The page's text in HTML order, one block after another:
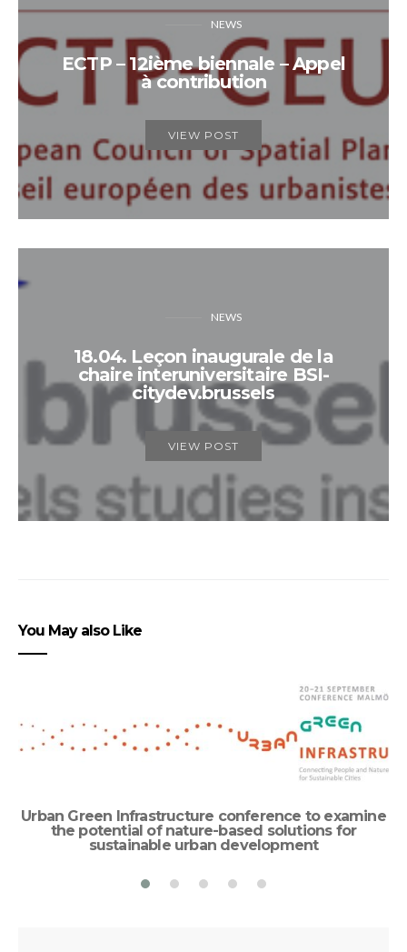
NEWS
ECTP – 12ième biennale – Appel
à contribution
VIEW POST
NEWS
18.04. Leçon inaugurale de la
chaire interuniversitaire BSI-
citydev.brussels
VIEW POST
You May also Like
Urban Green Infrastructure conference to examine
the potential of nature-based solutions for
sustainable urban development